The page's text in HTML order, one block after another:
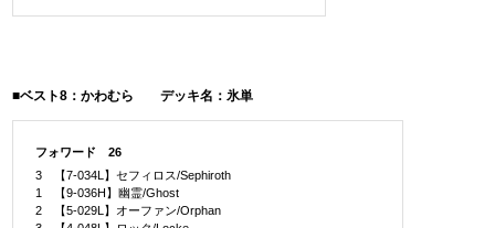
■ベスト8：かわむら デッキ名：氷単
フォワード 26
3 【7-034L】セフィロス/Sephiroth
1 【9-036H】幽霊/Ghost
2 【5-029L】オーファン/Orphan